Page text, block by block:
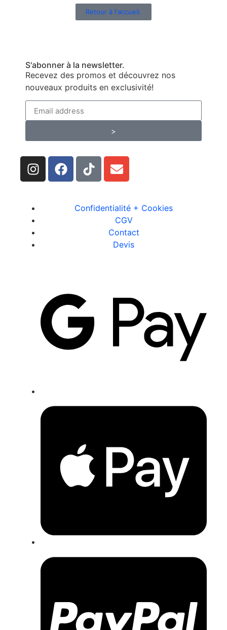
Retour à l'accueil.
S'abonner à la newsletter.
Recevez des promos et découvrez nos
nouveaux produits en exclusivité!
>
Confidentialité + Cookies
CGV
Contact
Devis